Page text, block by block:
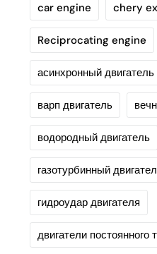
car engine chery
Reciprocating engine
асинхронный двигатель
варп двигатель
водородный двигатель
газотурбинный
гидроудар двигателя
двигатели постоянного